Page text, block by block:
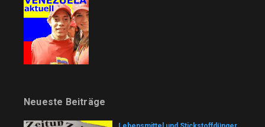
Neueste Beiträge